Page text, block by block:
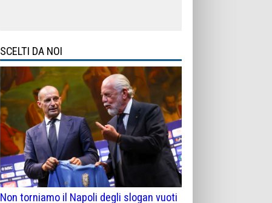
SCELTI DA NOI
Non torniamo il Napoli degli slogan vuoti